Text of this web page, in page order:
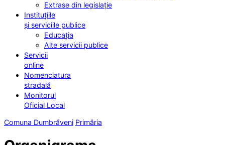
Extrase din legislație
Instituțiile
și serviciile publice
Educația
Alte servicii publice
Servicii
online
Nomenclatura
stradală
Monitorul
Oficial Local
Comuna Dumbrăveni Primăria